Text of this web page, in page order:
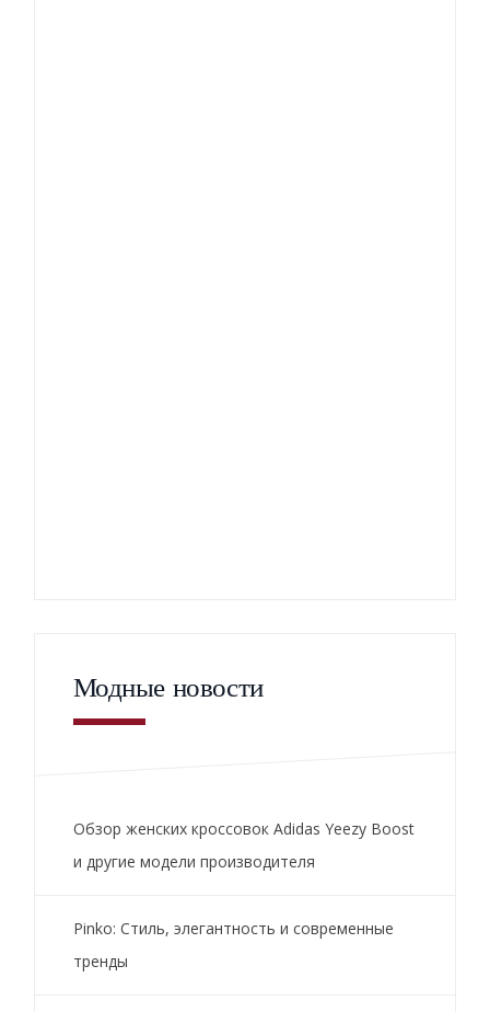
Модные новости
Обзор женских кроссовок Adidas Yeezy Boost
и другие модели производителя
Pinko: Стиль, элегантность и современные
тренды